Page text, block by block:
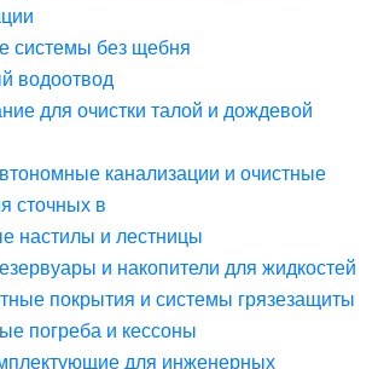
системы без щебня
водоотвод
для очистки талой и дождевой
канализации и очистные
сточных в
настилы и лестницы
и накопители для жидкостей
покрытия и системы грязезащиты
погреба и кессоны
для инженерных